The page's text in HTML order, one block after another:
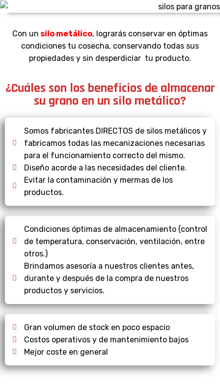
Con un silo metálico, lograrás conservar en óptimas
condiciones tu cosecha, conservando todas sus
propiedades y sin desperdiciar tu producto.
¿Cuáles son los beneficios de almacenar
su grano en un silo metálico?
Somos fabricantes DIRECTOS de silos metálicos y
fabricamos todas las mecanizaciones necesarias
para el funcionamiento correcto del mismo.
Diseño acorde a las necesidades del cliente.
Evitar la contaminación y mermas de los
productos.
Condiciones óptimas de almacenamiento (control
de temperatura, conservación, ventilación, entre
otros.)
Brindamos asesoría a nuestros clientes antes,
durante y después de la compra de nuestros
productos y servicios.
Gran volumen de stock en poco espacio
Costos operativos y de mantenimiento bajos
Mejor coste en general